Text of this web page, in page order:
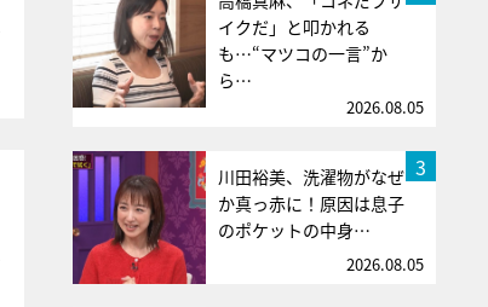
イクだ」と叩かれる
も…“マツコの一言”か
ら…
2026.08.05
3
川田裕美、洗濯物がなぜ
か真っ赤に！原因は息子
のポケットの中身…
2026.08.05